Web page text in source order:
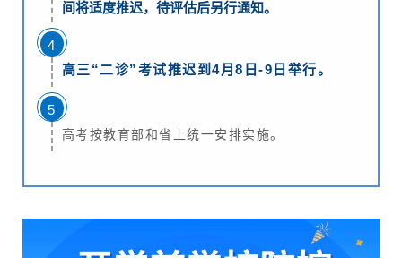
间将适度推迟，待评估后另行通知。
4
高三“二诊”考试推迟到4月8日-9日举行。
5
高考按教育部和省上统一安排实施。